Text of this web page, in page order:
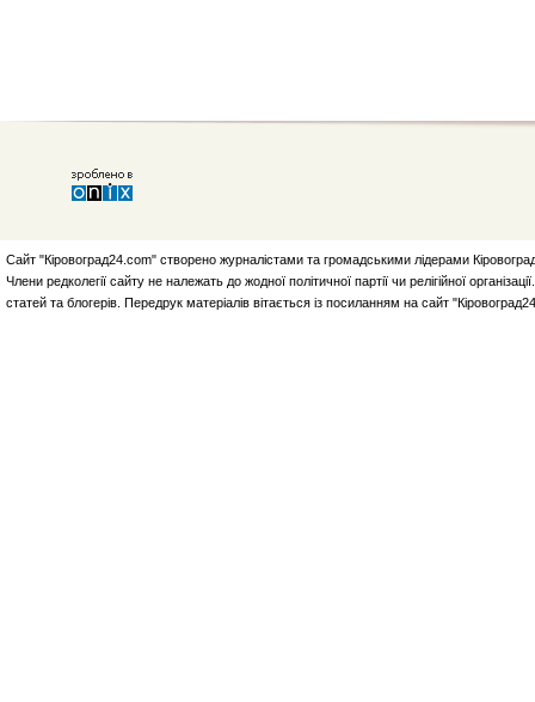
Сайт "Кіровоград24.com" створено журналістами та громадськими лідерами
Члени редколегії сайту не належать до жодної політичної партії чи релігійної
статей та блогерів. Передрук матеріалів вітається із посиланням на сайт